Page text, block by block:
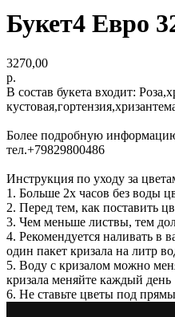
Букет4 Евро
3270,00
р.
В состав букета входит:
Более подробную
тел.+79829800486
Инструкция по уходу за
1. Больше 2х часов без воды
2. Перед тем, как поставить
3. Чем меньше листвы, тем
4. Рекомендуется наливать в
один пакет кризала на литр
5. Воду с кризалом можно
кризала меняйте каждый день
6. Не ставьте цветы под